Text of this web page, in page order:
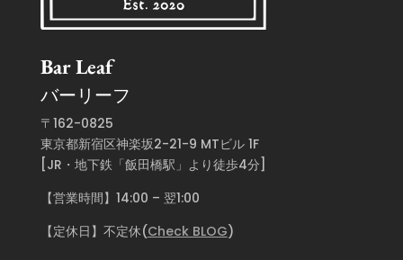
Bar Leaf
バーリーフ
〒162-0825
東京都新宿区神楽坂2-21-9 MTビル 1F
[JR・地下鉄「飯田橋駅」より徒歩4分]
【営業時間】14:00 – 翌1:00
【定休日】不定休(Check BLOG)